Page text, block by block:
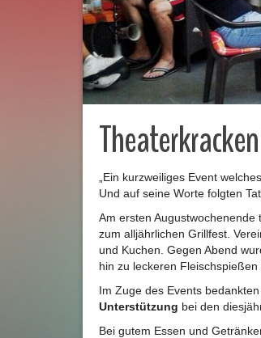
„Ein kurzweiliges Event
Und auf seine Worte folgten
Am ersten Augustwochenende
zum alljährlichen Grillfest.
und Kuchen. Gegen Abend
hin zu leckeren
Im Zuge des Events
Unterstützung bei den
Bei gutem Essen und